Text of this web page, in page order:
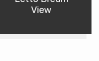
View